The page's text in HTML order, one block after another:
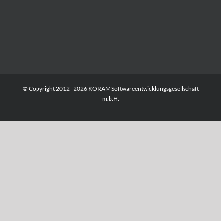
© Copyright 2012 -2026 KORAM Softwareentwicklungsgesellschaft
m.b.H.